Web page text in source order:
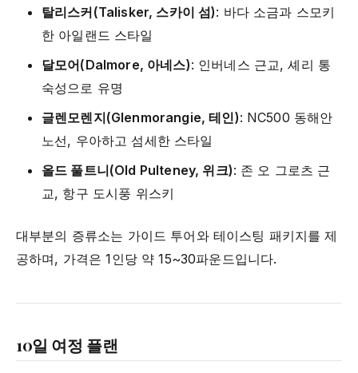
탈리스커(Talisker, 스카이 섬): 바다 소금과 스모키
한 아일랜드 스타일
달모어(Dalmore, 아네스): 인버네스 근교, 셰리 통
숙성으로 유명
글렌모렌지(Glenmorangie, 테인): NC500 동해안
노선, 우아하고 섬세한 스타일
올드 풀트니(Old Pulteney, 위크): 존 오 그로츠 근
교, 항구 도시풍 위스키
대부분의 증류소는 가이드 투어와 테이스팅 패키지를 제
공하며, 가격은 1인당 약 15~30파운드입니다.
10일 여정 플랜